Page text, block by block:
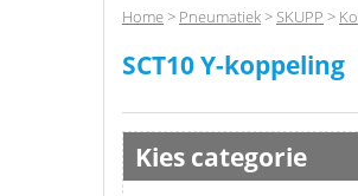
Home> Pneumatiek>SKUPP >
SCT10 Y-koppeling
Kies categorie